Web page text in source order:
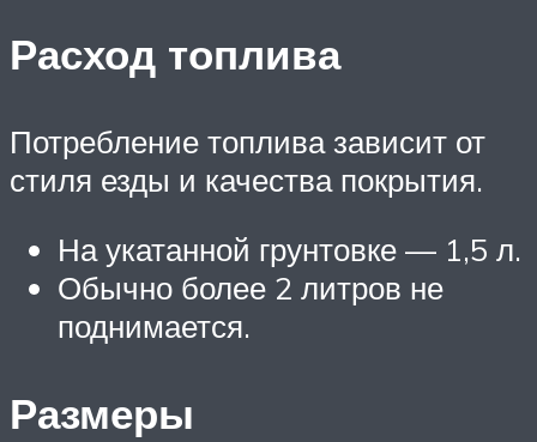
Расход топлива
Потребление топлива зависит от
стиля езды и качества покрытия.
На укатанной грунтовке — 1,5 л.
Обычно более 2 литров не
поднимается.
Размеры